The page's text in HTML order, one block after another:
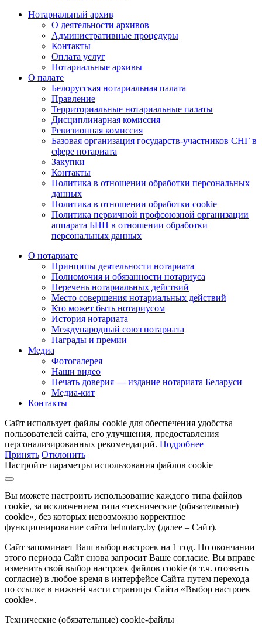
Нотариальный архив
О деятельности архивов
Административные процедуры
Контакты
Оплата услуг
Нотариальные архивы
О палате
Белорусская нотариальная палата
Правление
Территориальные нотариальные палаты
Дисциплинарная комиссия
Ревизионная комиссия
Базовая организация государств-участников СНГ в
сфере нотариата
Закупки
Контакты
Политика в отношении обработки персональных
данных
Политика в отношении обработки cookie
Политика первичной профсоюзной организации
аппарата БНП в отношении обработки
персональных данных
О нотариате
Принципы деятельности нотариата
Полномочия и обязанности нотариуса
Перечень нотариальных действий
Место совершения нотариальных действий
Кто может быть нотариусом
История нотариата
Международный союз нотариата
Награды и премии
Медиа
Фотогалерея
Наши видео
Печать доверия — издание нотариата Беларуси
Медиа-кит
Контакты
Сайт использует файлы cookie для обеспечения удобства
пользователей сайта, его улучшения, предоставления
персонализированных рекомендаций. Подробнее
Принять Отклонить
Настройте параметры использования файлов cookie
Вы можете настроить использование каждого типа файлов
cookie, за исключением типа «технические (обязательные)
cookie», без которых невозможно корректное
функционирование сайта belnotary.by (далее – Сайт).
Сайт запоминает Ваш выбор настроек на 1 год. По окончании
этого периода Сайт снова запросит Ваше согласие. Вы вправе
изменить свой выбор настроек файлов cookie (в т.ч. отозвать
согласие) в любое время в интерфейсе Сайта путем перехода
по ссылке в нижней части страницы Сайта «Выбор настроек
cookie».
Технические (обязательные) cookie-файлы